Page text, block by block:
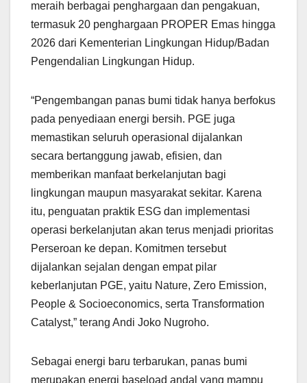
meraih berbagai penghargaan dan pengakuan,
termasuk 20 penghargaan PROPER Emas hingga
2026 dari Kementerian Lingkungan Hidup/Badan
Pengendalian Lingkungan Hidup.
“Pengembangan panas bumi tidak hanya berfokus
pada penyediaan energi bersih. PGE juga
memastikan seluruh operasional dijalankan
secara bertanggung jawab, efisien, dan
memberikan manfaat berkelanjutan bagi
lingkungan maupun masyarakat sekitar. Karena
itu, penguatan praktik ESG dan implementasi
operasi berkelanjutan akan terus menjadi prioritas
Perseroan ke depan. Komitmen tersebut
dijalankan sejalan dengan empat pilar
keberlanjutan PGE, yaitu Nature, Zero Emission,
People & Socioeconomics, serta Transformation
Catalyst,” terang Andi Joko Nugroho.
Sebagai energi baru terbarukan, panas bumi
merupakan energi baseload andal yang mampu